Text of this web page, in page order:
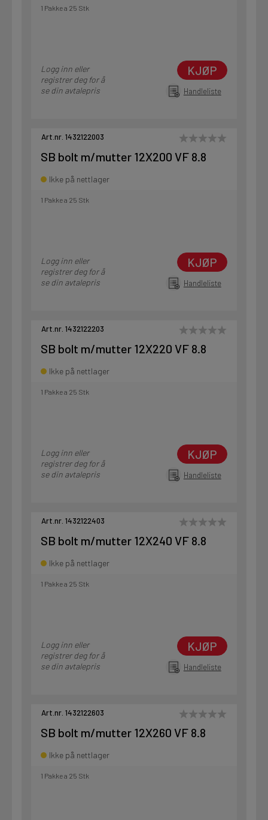
1 Pakke a 25 Stk
Logg inn eller
registrer deg for å
se din avtalepris
KJØP
Handleliste
Art.nr. 1432122003
SB bolt m/mutter 12X200 VF 8.8
Ikke på nettlager
1 Pakke a 25 Stk
Logg inn eller
registrer deg for å
se din avtalepris
KJØP
Handleliste
Art.nr. 1432122203
SB bolt m/mutter 12X220 VF 8.8
Ikke på nettlager
1 Pakke a 25 Stk
Logg inn eller
registrer deg for å
se din avtalepris
KJØP
Handleliste
Art.nr. 1432122403
SB bolt m/mutter 12X240 VF 8.8
Ikke på nettlager
1 Pakke a 25 Stk
Logg inn eller
registrer deg for å
se din avtalepris
KJØP
Handleliste
Art.nr. 1432122603
SB bolt m/mutter 12X260 VF 8.8
Ikke på nettlager
1 Pakke a 25 Stk